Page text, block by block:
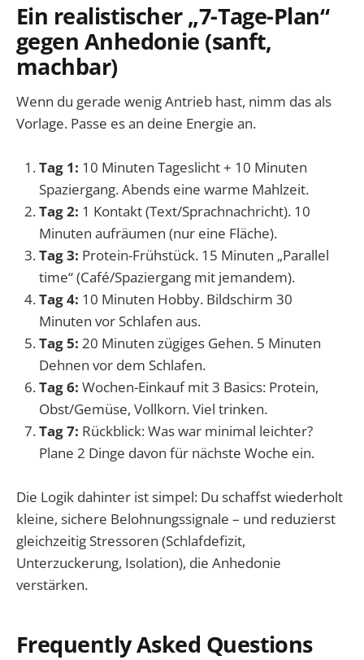
Ein realistischer „7-Tage-Plan“
gegen Anhedonie (sanft,
machbar)
Wenn du gerade wenig Antrieb hast, nimm das als
Vorlage. Passe es an deine Energie an.
Tag 1: 10 Minuten Tageslicht + 10 Minuten
Spaziergang. Abends eine warme Mahlzeit.
Tag 2: 1 Kontakt (Text/Sprachnachricht). 10
Minuten aufräumen (nur eine Fläche).
Tag 3: Protein-Frühstück. 15 Minuten „Parallel
time“ (Café/Spaziergang mit jemandem).
Tag 4: 10 Minuten Hobby. Bildschirm 30
Minuten vor Schlafen aus.
Tag 5: 20 Minuten zügiges Gehen. 5 Minuten
Dehnen vor dem Schlafen.
Tag 6: Wochen-Einkauf mit 3 Basics: Protein,
Obst/Gemüse, Vollkorn. Viel trinken.
Tag 7: Rückblick: Was war minimal leichter?
Plane 2 Dinge davon für nächste Woche ein.
Die Logik dahinter ist simpel: Du schaffst wiederholt
kleine, sichere Belohnungssignale – und reduzierst
gleichzeitig Stressoren (Schlafdefizit,
Unterzuckerung, Isolation), die Anhedonie
verstärken.
Frequently Asked Questions